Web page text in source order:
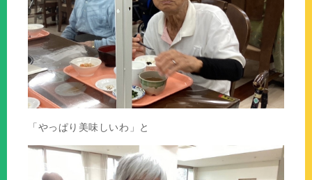
「やっぱり美味しいわ」と